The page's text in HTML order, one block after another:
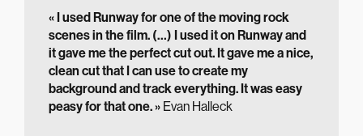
« I used Runway for one of the moving rock
scenes in the film. (…) I used it on Runway and
it gave me the perfect cut out. It gave me a nice,
clean cut that I can use to create my
background and track everything. It was easy
peasy for that one. » Evan Halleck